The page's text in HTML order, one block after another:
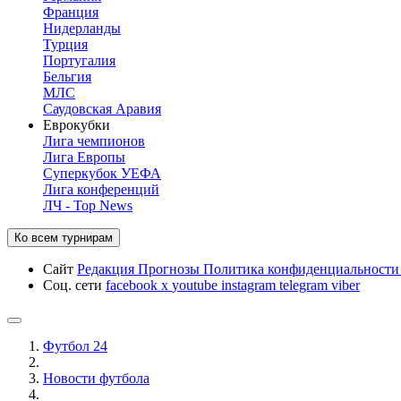
Франция
Нидерланды
Турция
Португалия
Бельгия
МЛС
Саудовская Аравия
Еврокубки
Лига чемпионов
Лига Европы
Суперкубок УЕФА
Лига конференций
ЛЧ - Top News
Ко всем турнирам
Сайт Редакция Прогнозы Политика конфиденциальности
Соц. сети facebook x youtube instagram telegram viber
Футбол 24
Новости футбола